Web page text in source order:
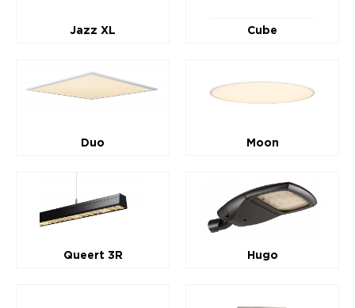
Jazz XL Cube
Duo Moon
Queert 3R Hugo